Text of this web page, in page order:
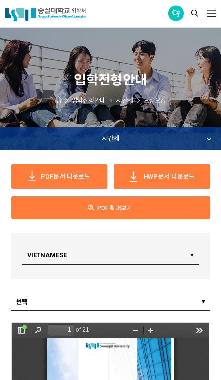
통합공지사항
입학전형안내
입학전형안내 시간제 모집요강
시간제
PDF문서 다운로드 HWP문서 다운로드
PDF 확대보기